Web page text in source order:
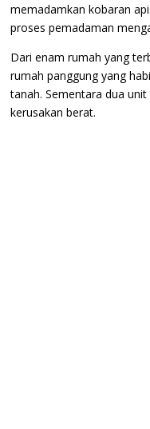
memadamkan kobaran
proses pemadaman
Dari enam rumah yang
rumah panggung yang
tanah. Sementara dua
kerusakan berat.